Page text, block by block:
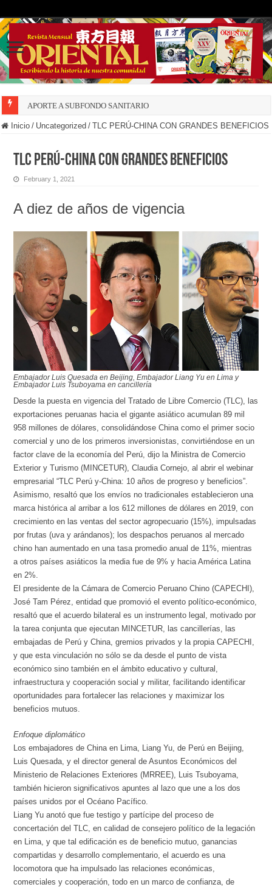
APORTE A SUBFONDO SANITARIO
Inicio / Uncategorized / TLC PERÚ-CHINA CON GRANDES BENEFICIOS
TLC PERÚ-CHINA CON GRANDES BENEFICIOS
February 1, 2021
A diez de años de vigencia
Embajador Luis Quesada en Beijing, Embajador Liang Yu en Lima y
Embajador Luis Tsuboyama en cancillería
Desde la puesta en vigencia del Tratado de Libre Comercio (TLC), las
exportaciones peruanas hacia el gigante asiático acumulan 89 mil
958 millones de dólares, consolidándose China como el primer socio
comercial y uno de los primeros inversionistas, convirtiéndose en un
factor clave de la economía del Perú, dijo la Ministra de Comercio
Exterior y Turismo (MINCETUR), Claudia Cornejo, al abrir el webinar
empresarial “TLC Perú y-China: 10 años de progreso y beneficios”.
Asimismo, resaltó que los envíos no tradicionales establecieron una
marca histórica al arribar a los 612 millones de dólares en 2019, con
crecimiento en las ventas del sector agropecuario (15%), impulsadas
por frutas (uva y arándanos); los despachos peruanos al mercado
chino han aumentado en una tasa promedio anual de 11%, mientras
a otros países asiáticos la media fue de 9% y hacia América Latina
en 2%.
El presidente de la Cámara de Comercio Peruano Chino (CAPECHI),
José Tam Pérez, entidad que promovió el evento político-económico,
resaltó que el acuerdo bilateral es un instrumento legal, motivado por
la tarea conjunta que ejecutan MINCETUR, las cancillerías, las
embajadas de Perú y China, gremios privados y la propia CAPECHI,
y que esta vinculación no sólo se da desde el punto de vista
económico sino también en el ámbito educativo y cultural,
infraestructura y cooperación social y militar, facilitando identificar
oportunidades para fortalecer las relaciones y maximizar los
beneficios mutuos.
Enfoque diplomático
Los embajadores de China en Lima, Liang Yu, de Perú en Beijing,
Luis Quesada, y el director general de Asuntos Económicos del
Ministerio de Relaciones Exteriores (MRREE), Luis Tsuboyama,
también hicieron significativos apuntes al lazo que une a los dos
países unidos por el Océano Pacífico.
Liang Yu anotó que fue testigo y partícipe del proceso de
concertación del TLC, en calidad de consejero político de la legación
en Lima, y que tal edificación es de beneficio mutuo, ganancias
compartidas y desarrollo complementario, el acuerdo es una
locomotora que ha impulsado las relaciones económicas,
comerciales y cooperación, todo en un marco de confianza, de